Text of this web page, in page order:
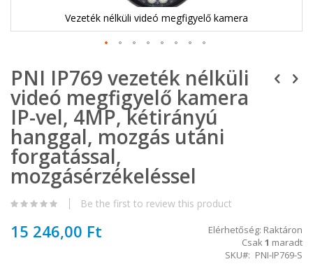
Vezeték nélküli videó megfigyelő kamera
a
képgaléria
elejére
PNI IP769 vezeték nélküli
videó megfigyelő kamera
IP-vel, 4MP, kétirányú
hanggal, mozgás utáni
forgatással,
mozgásérzékeléssel
Be the first to review this product
15 246,00 Ft Elérhetőség: Raktáron
Csak1 maradt
SKU
PNI-IP769-S